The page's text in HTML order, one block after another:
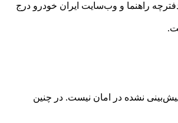
راهنما و وب‌سایت ایران خودرو درج
نشده در امان نیست. در چنین